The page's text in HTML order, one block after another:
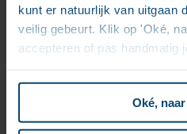
kunt er natuurlijk van uitgaan
veilig gebeurt. Klik op 'Oké,
accepteren of pas handmatig
Oké,
Les
soutien d’Amexio ont
mener à bien deux projets